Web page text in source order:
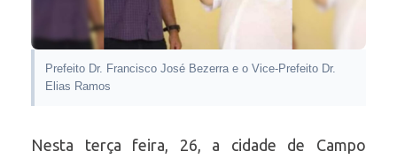
Prefeito Dr. Francisco José Bezerra e o Vice-Prefeito Dr.
Elias Ramos
Nesta terça feira, 26, a cidade de Campo